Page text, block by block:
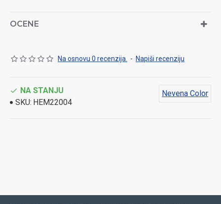
OCENE
Na osnovu 0 recenzija. - Napiši recenziju
NA STANJU
SKU: HEM22004
Nevena Color